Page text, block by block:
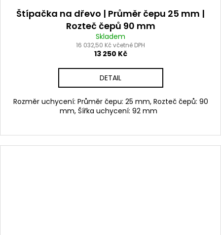
Štípačka na dřevo | Průměr čepu 25 mm |
Rozteč čepů 90 mm
Skladem
16 032,50 Kč včetně DPH
13 250 Kč
DETAIL
Rozměr uchycení: Průměr čepu: 25 mm, Rozteč čepů: 90
mm, Šířka uchycení: 92 mm